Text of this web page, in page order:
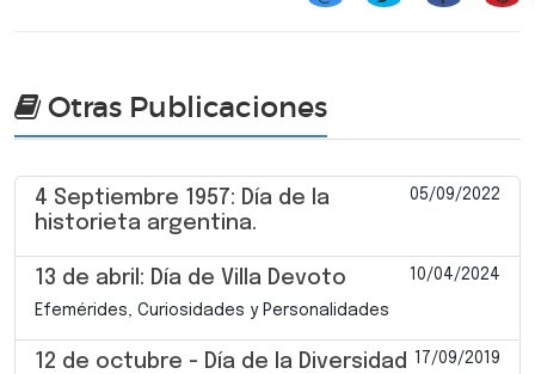
Otras Publicaciones
4 Septiembre 1957: Día de la
historieta argentina.
05/09/2022
13 de abril: Día de Villa Devoto 10/04/2024
Efemérides, Curiosidades y Personalidades
12 de octubre - Día de la Diversidad
17/09/2019